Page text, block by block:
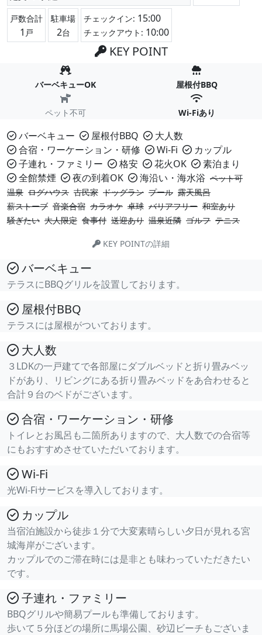
戸数合計
1 戸
駐車場
2台
チェックイン: 15:00
チェックアウト: 10:00
KEY POINT
バーベキューOK 屋根付BBQ
ペット不可 Wi-Fiあり
バーベキュー 屋根付BBQ
大人数
合宿・ワーケーション・研修
Wi-Fi
カップル
子連れ・ファミリー
格安 花火OK
素泊まり
全館禁煙
夜の到着OK 海沿い・海水浴 ペット可
温泉 ログハウス 古民家 ドッグラン プール 露天風呂
薪ストーブ 音楽合宿 カラオケ 卓球 バリアフリー 和室あり
騒ぎたい 大人限定 食事付 送迎あり 温泉近隣 ゴルフ テニス
KEY POINTの詳細
バーベキュー
テラスにBBQグリルを設置しております。
屋根付BBQ
テラスには屋根がついております。
大人数
３LDKの一戸建てで各部屋にダブルベッドと折り畳みベッ
ドがあり、リビングにある折り畳みベッドをあ合わせると
合計９台のベドがございます。
合宿・ワーケーション・研修
トイレとお風呂も二箇所ありますので、大人数での合宿等
にもおすすめさせていただいております。
Wi-Fi
光Wi-Fiサービスを導入しております。
カップル
当宿泊施設から徒歩１分で大変素晴らしい夕日が見れる宮
城海岸がございます。
カップルでのご滞在時には是非とも味わっていただきたい
です。
子連れ・ファミリー
BBQグリルや簡易プールも準備しております。
歩いて５分ほどの場所に馬場公園、砂辺ビーチもございま